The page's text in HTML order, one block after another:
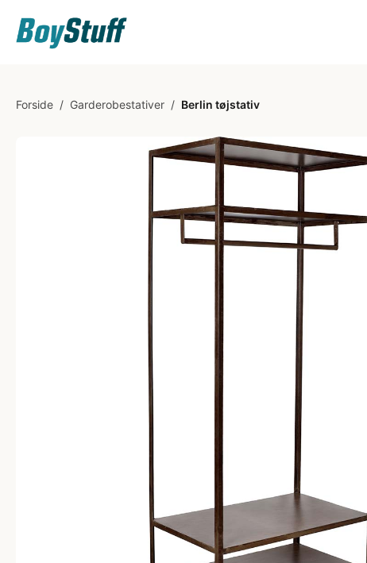
Forside / Garderobestativer / Berlin tøjstativ